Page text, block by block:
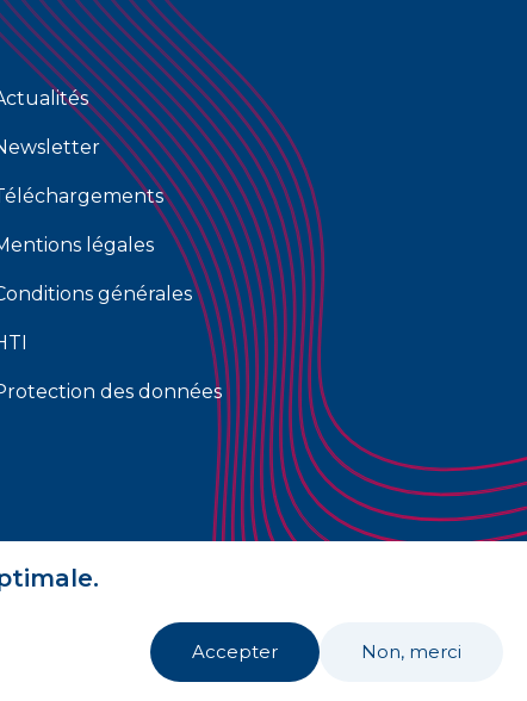
Accepter Non, merci
légales
générales
des données